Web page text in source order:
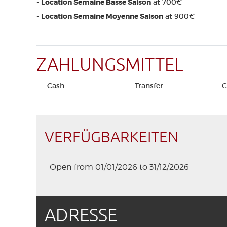
- Location Semaine Basse Saison at 700€
- Location Semaine Moyenne Saison at 900€
ZAHLUNGSMITTEL
- Cash - Transfer -
VERFÜGBARKEITEN
Open from 01/01/2026 to 31/12/2026
ADRESSE